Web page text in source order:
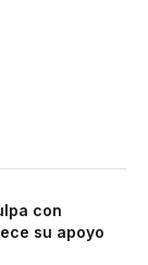
con
su apoyo